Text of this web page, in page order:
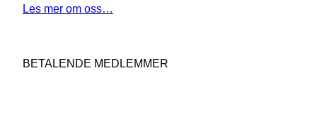
Les mer om oss…
BETALENDE MEDLEMMER